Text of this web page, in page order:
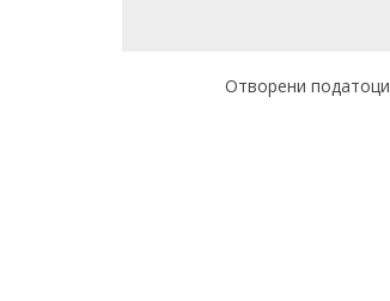
Отворени податоци